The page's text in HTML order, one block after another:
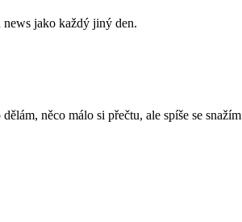
jako každý jiný den.
něco málo si přečtu, ale spíše se